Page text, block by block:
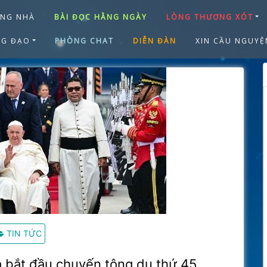
NHÀ BÀI ĐỌC HẰNG NGÀY LÒNG THƯƠNG XÓT
ĐẠO PHÒNG CHAT DIỄN ĐÀN XIN CẦU
TIN TỨC
bắt đầu chuyến tông du thứ 45